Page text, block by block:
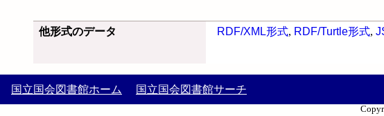
他形式のデータ RDF/XML形式, RDF/Turtle形式,
国立国会図書館ホーム 国立国会図書館サーチ